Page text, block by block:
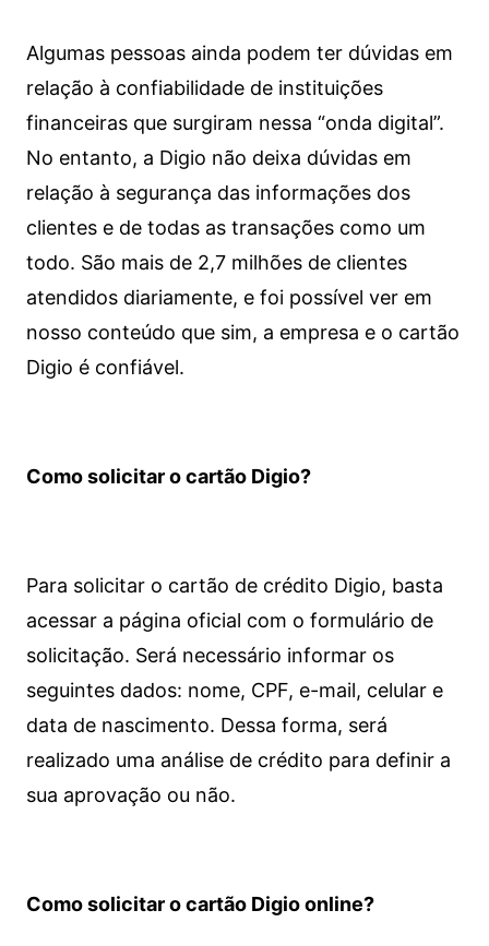
Algumas pessoas ainda podem ter dúvidas em
relação à confiabilidade de instituições
financeiras que surgiram nessa “onda digital”.
No entanto, a Digio não deixa dúvidas em
relação à segurança das informações dos
clientes e de todas as transações como um
todo. São mais de 2,7 milhões de clientes
atendidos diariamente, e foi possível ver em
nosso conteúdo que sim, a empresa e o cartão
Digio é confiável.
Como solicitar o cartão Digio?
Para solicitar o cartão de crédito Digio, basta
acessar a página oficial com o formulário de
solicitação. Será necessário informar os
seguintes dados: nome, CPF, e-mail, celular e
data de nascimento. Dessa forma, será
realizado uma análise de crédito para definir a
sua aprovação ou não.
Como solicitar o cartão Digio online?